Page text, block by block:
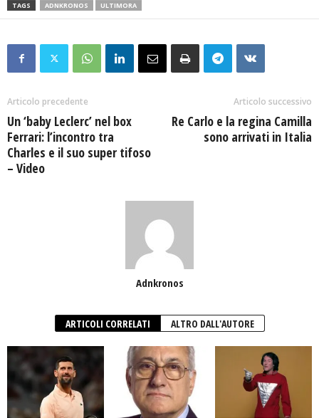
TAGS ADNKRONOS ULTIMORA
Articolo precedente
Un ‘baby Leclerc’ nel box
Ferrari: l’incontro tra
Charles e il suo super tifoso
– Video
Articolo successivo
Re Carlo e la regina Camilla
sono arrivati in Italia
Adnkronos
ARTICOLI CORRELATI ALTRO DALL'AUTORE